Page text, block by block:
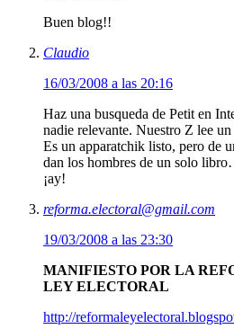
Buen blog!!
Claudio
16/03/2008 a las 20:16
Haz una busqueda de Petit en
nadie relevante. Nuestro Z lee
Es un apparatchik listo, pero de
dan los hombres de un solo
¡ay!
reforma.electoral@gmail.com
19/03/2008 a las 23:30
MANIFIESTO POR LA
LEY ELECTORAL
http://